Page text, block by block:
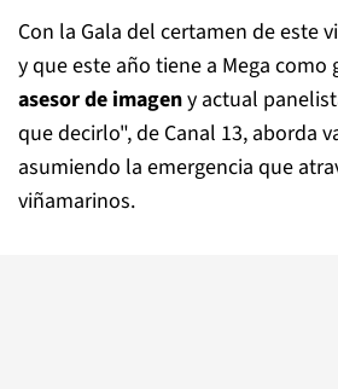
Con la Gala del certamen de este
y que este año tiene a Mega
asesor de imageny actual
que decirlo", de Canal 13, aborda
asumiendo la emergencia que
viñamarinos.